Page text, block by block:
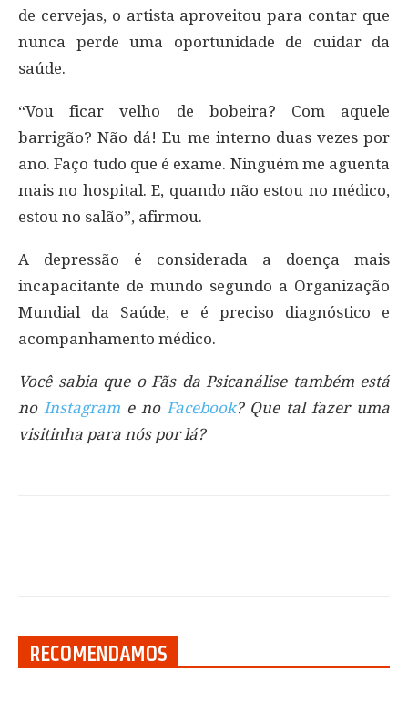
de cervejas, o artista aproveitou para contar que
nunca perde uma oportunidade de cuidar da
saúde.
“Vou ficar velho de bobeira? Com aquele
barrigão? Não dá! Eu me interno duas vezes por
ano. Faço tudo que é exame. Ninguém me aguenta
mais no hospital. E, quando não estou no médico,
estou no salão”, afirmou.
A depressão é considerada a doença mais
incapacitante de mundo segundo a Organização
Mundial da Saúde, e é preciso diagnóstico e
acompanhamento médico.
Você sabia que o Fãs da Psicanálise também está
no Instagrame no Facebook? Que tal fazer uma
visitinha para nós por lá?
RECOMENDAMOS